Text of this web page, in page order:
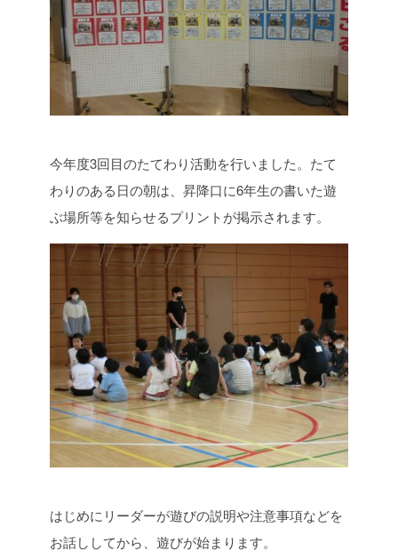
今年度3回目のたてわり活動を行いました。たて
わりのある日の朝は、昇降口に6年生の書いた遊
ぶ場所等を知らせるプリントが掲示されます。
はじめにリーダーが遊びの説明や注意事項などを
お話ししてから、遊びが始まります。